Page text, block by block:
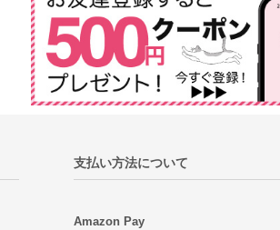
支払い方法について
Amazon Pay